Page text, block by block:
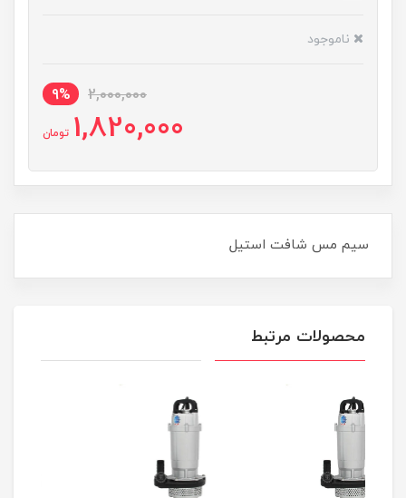
ناموجود
2,000,000
9%
1,820,000 تومان
سیم مس شافت استیل
محصولات مرتبط